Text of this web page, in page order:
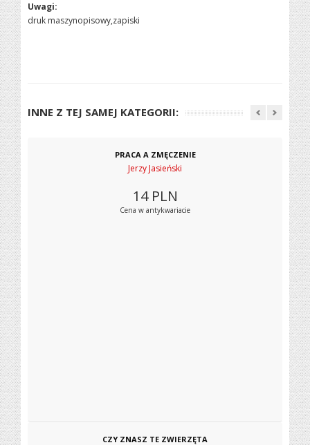
Uwagi:
druk maszynopisowy,zapiski
INNE Z TEJ SAMEJ KATEGORII:
PRACA A ZMĘCZENIE
Jerzy Jasieński
14 PLN
Cena w antykwariacie
CZY ZNASZ TE ZWIERZĘTA